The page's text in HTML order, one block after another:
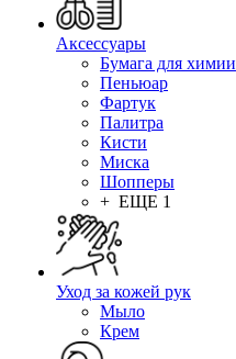
Аксессуары
Бумага для химии
Пеньюар
Фартук
Палитра
Кисти
Миска
Шопперы
+ ЕЩЕ 1
Уход за кожей рук
Мыло
Крем